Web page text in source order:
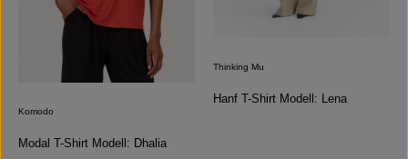
Komodo
Modal T-Shirt Modell: Dhalia
Thinking Mu
Hanf T-Shirt Modell: Lena